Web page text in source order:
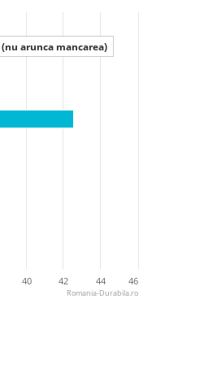
(nu arunca mancarea)
40 42 44 46
Romania-Durabila.ro